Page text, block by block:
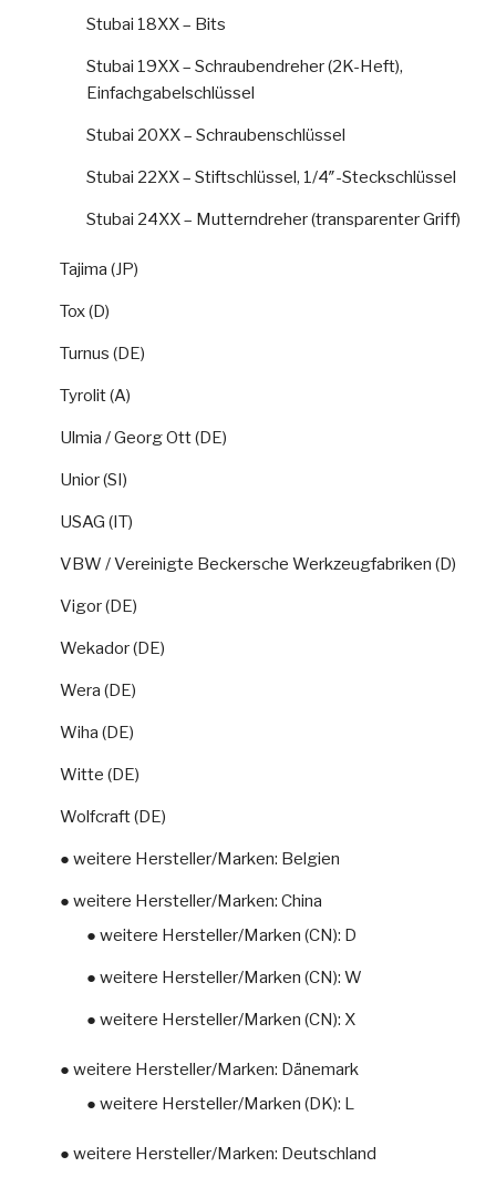
Stubai 18XX – Bits
Stubai 19XX – Schraubendreher (2K-Heft),
Einfachgabelschlüssel
Stubai 20XX – Schraubenschlüssel
Stubai 22XX – Stiftschlüssel, 1/4″-Steckschlüssel
Stubai 24XX – Mutterndreher (transparenter Griff)
Tajima (JP)
Tox (D)
Turnus (DE)
Tyrolit (A)
Ulmia / Georg Ott (DE)
Unior (SI)
USAG (IT)
VBW / Vereinigte Beckersche Werkzeugfabriken (D)
Vigor (DE)
Wekador (DE)
Wera (DE)
Wiha (DE)
Witte (DE)
Wolfcraft (DE)
● weitere Hersteller/Marken: Belgien
● weitere Hersteller/Marken: China
● weitere Hersteller/Marken (CN): D
● weitere Hersteller/Marken (CN): W
● weitere Hersteller/Marken (CN): X
● weitere Hersteller/Marken: Dänemark
● weitere Hersteller/Marken (DK): L
● weitere Hersteller/Marken: Deutschland